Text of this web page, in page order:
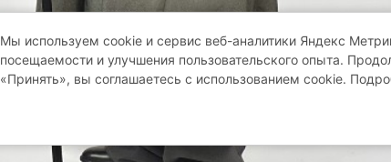
Мы используем cookie и сервис веб-аналитики Яндекс
посещаемости и улучшения пользовательского опыта.
«Принять», вы соглашаетесь с использованием cookie.